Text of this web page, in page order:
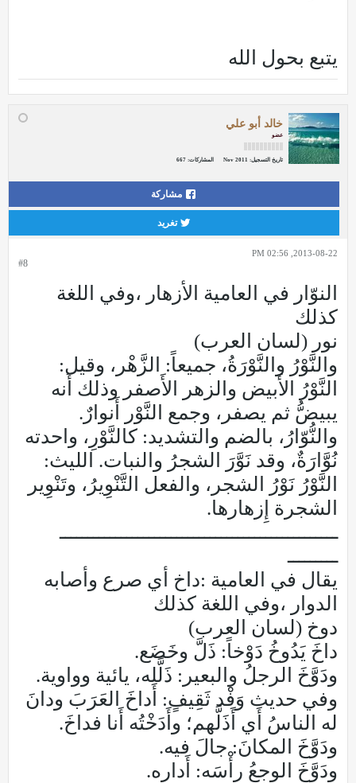
يتبع بحول الله
خالد أبو علي
عضو
تاريخ التسجيل: Nov 2011 المشاركات: 667
مشاركة
تغريد
#8
2013-08-22, 02:56 PM
النوّار في العامية الأزهار ،وفي اللغة
كذلك
نور (لسان العرب)
والنَّوْرُ والنَّوْرَةُ، جميعاً: الزَّهْر، وقيل:
النَّوْرُ الأَبيض والزهر الأَصفر وذلك أَنه
يبيضُّ ثم يصفر، وجمع النَّوْر أَنوارٌ.
والنُّوّارُ، بالضم والتشديد: كالنَّوْرِ، واحدته
نُوَّارَةٌ، وقد نَوَّرَ الشجرُ والنبات. الليث:
النَّوْرُ نَوْرُ الشجر، والفعل التَّنْوِيرُ، وتَنْوِير
الشجرة إِزهارها.
ــــــــــــــــــــــــــــــــــــــــــــــــــ
ـــــــــ
يقال في العامية :داخ أي صرع وأصابه
الدوار ،وفي اللغة كذلك
دوخ (لسان العرب)
داخَ يَدُوخُ دَوْخاً: ذَلَّ وخَضَع.
ودَوَّخَ الرجلُ والبعير: ذَلَّله، يائية وواوية.
وفي حديث وَفْد ثَقِيفٍ: أَداخَ العَرَبَ ودانَ
له الناسُ أَي أَذَلَّهم؛ وأَدَخْتُه أَنا فداخَ.
ودَوَّخَ المكانَ: جالَ فيه.
ودَوَّخَ الوجعُ رأْسَه: أَداره.